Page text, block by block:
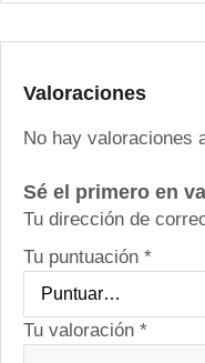
Valoraciones
No hay valoraciones
Sé el primero en
Tu dirección de
Tu puntuación *
Tu valoración *